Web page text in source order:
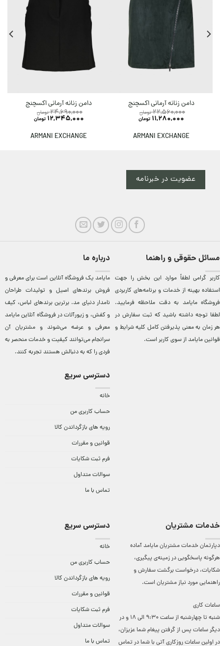
دامن زنانه آرمانی اکسچنج
22,560,000 تومان
11,280,000 تومان
ARMANI EXCHANGE
دامن زنانه آرمانی اکسچنج
24,690,000 تومان
12,345,000 تومان
ARMANI EXCHANGE
عضویت در خبرنامه
مسائل حقوقی و راهنما
کاربر گرامی لطفاً موارد این بخش را جهت
استفاده بهینه از خدمات و برنامه‌‏های کاربردی
فروشگاه مایامد به دقت ملاحظه فرمایید.
لطفا توجه داشته باشید که ثبت سفارش در
هر زمان به معنی پذیرفتن کامل کلیهشرایط و
قوانین مایامداز سوی کاربر است.
درباره ما
مایامد يک فروشگاه آنلاين است برای معرفی و
فروش برندهای اصيل و توليدات طراحان
نامدار دنيای مد. برترين‌ برندهای لباس، کيف
و کفش، و زيورآلات در فروشگاه آنلاين مایامد
معرفی و عرضه می‌شوند و مشتريان آن
سرانجام می‌توانند کيفيت و خدمات منحصر به
فردی را که به دنبالش هستند تجربه کنند.
دسترسی سریع
خانه
حساب کاربری من
رویه های بازگرداندن کالا
قوانین و مقررات
فرم ثبت شکایات
سوالات متداول
تماس با ما
خدمات مشتریان
دپارتمان خدمات مشتریان مایامد آماده
هرگونه پاسخگویی در زمینه‌ی پیگیری،
شکایات، درخواست برگشت سفارش و
راهنمایی مورد نیاز مشتریان است.
ساعات کاری
شنبه تا چهارشنبه از ساعت 9:30 الی 18 و در
دیگر ساعات ‌پس از گرفتن پیغام شما عزیزان،
در اولین ساعات روزکاری آتی با شما در تماس
دسترسی سریع
خانه
حساب کاربری من
رویه های بازگرداندن کالا
قوانین و مقررات
فرم ثبت شکایات
سوالات متداول
تماس با ما